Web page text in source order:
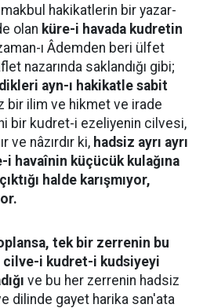
hakikatlerin bir yazar-
olan küre-i havada kudretin
ı Âdemden beri ülfet
nazarında saklandığı gibi;
ayn-ı hakikatle sabit
bir ilim ve hikmet ve irade
bir kudret-i ezeliyenin cilvesi,
ve nâzırdır ki, hadsiz ayrı ayrı
havaînin küçücük kulağına
halde karışmıyor,
tek bir zerrenin bu
i kudret-i kudsiyeyi
ve bu her zerrenin hadsiz
dilinde gayet harika san'ata